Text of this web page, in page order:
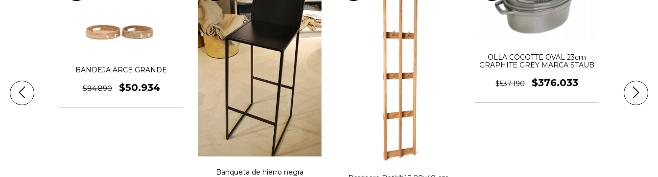
BANDEJA ARCE GRANDE
$84.890 $50.934
Banqueta de hierro negra
OLLA COCOTTE OVAL 23cm
GRAPHITE GREY MARCA STAUB
$537.190 $376.033
Mesa